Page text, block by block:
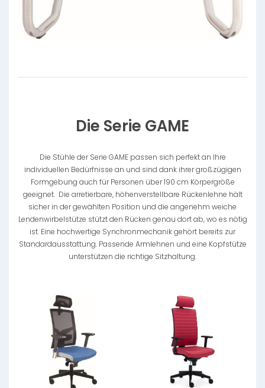
Die Serie GAME
Die Stühle der Serie GAME passen sich perfekt an Ihre
individuellen Bedürfnisse an und sind dank ihrer großzügigen
Formgebung auch für Personen über 190 cm Körpergröße
geeignet. Die arretierbare, höhenverstellbare Rückenlehne hält
sicher in der gewählten Position und die angenehm weiche
Lendenwirbelstütze stützt den Rücken genau dort ab, wo es nötig
ist. Eine hochwertige Synchronmechanik gehört bereits zur
Standardausstattung. Passende Armlehnen und eine Kopfstütze
unterstützen die richtige Sitzhaltung.